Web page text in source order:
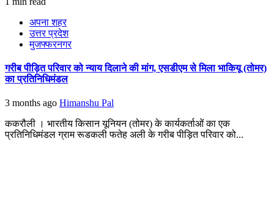
अपना शहर
उत्तर प्रदेश
मुजफ्फरनगर
गरीब पीड़ित परिवार को न्याय दिलाने की मांग, एसडीएम से मिला भाकियू (तोमर)
का प्रतिनिधिमंडल
3 months ago Himanshu Pal
ककरौली । भारतीय किसान यूनियन (तोमर) के कार्यकर्ताओं का एक
प्रतिनिधिमंडल ग्राम रूडकली फतेह अली के गरीब पीड़ित परिवार को...